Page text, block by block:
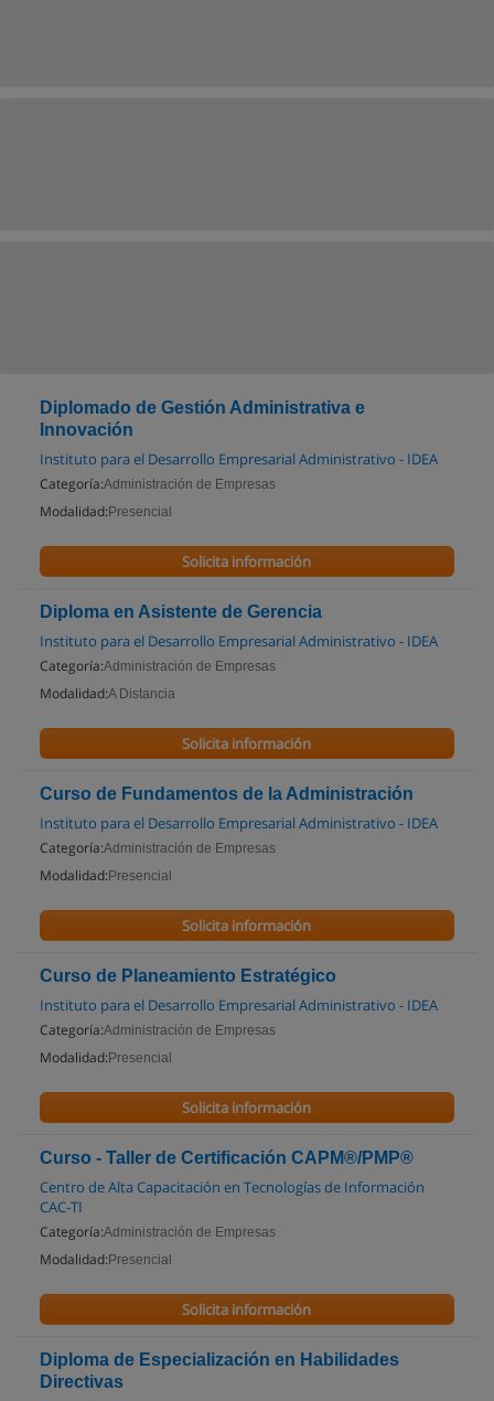
Diplomado de Gestión Administrativa e
Innovación
Instituto para el Desarrollo Empresarial Administrativo - IDEA
Categoría:Administración de Empresas
Modalidad: Presencial
Solicita información
Diploma en Asistente de Gerencia
Instituto para el Desarrollo Empresarial Administrativo - IDEA
Categoría:Administración de Empresas
Modalidad:A Distancia
Solicita información
Curso de Fundamentos de la Administración
Instituto para el Desarrollo Empresarial Administrativo - IDEA
Categoría:Administración de Empresas
Modalidad: Presencial
Solicita información
Curso de Planeamiento Estratégico
Instituto para el Desarrollo Empresarial Administrativo - IDEA
Categoría:Administración de Empresas
Modalidad: Presencial
Solicita información
Curso - Taller de Certificación CAPM®/PMP®
Centro de Alta Capacitación en Tecnologías de Información
CAC-TI
Categoría:Administración de Empresas
Modalidad: Presencial
Solicita información
Diploma de Especialización en Habilidades
Directivas